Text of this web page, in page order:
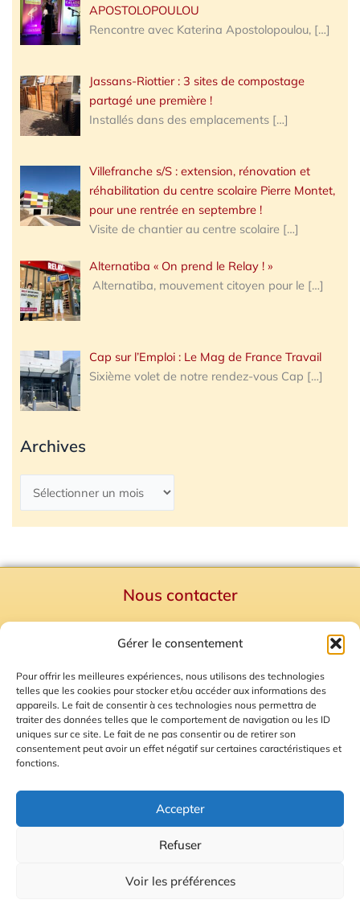
Gérer le consentement
Pour offrir les meilleures expériences, nous utilisons des technologies
telles que les cookies pour stocker et/ou accéder aux informations des
appareils. Le fait de consentir à ces technologies nous permettra de
traiter des données telles que le comportement de navigation ou les ID
uniques sur ce site. Le fait de ne pas consentir ou de retirer son
consentement peut avoir un effet négatif sur certaines caractéristiques et
fonctions.
Accepter
Refuser
Voir les préférences
APOSTOLOPOULOU
Rencontre avec Katerina Apostolopoulou, […]
Jassans-Riottier : 3 sites de compostage
partagé une première !
Installés dans des emplacements […]
Villefranche s/S : extension, rénovation et
réhabilitation du centre scolaire Pierre Montet,
pour une rentrée en septembre !
Visite de chantier au centre scolaire […]
Alternatiba « On prend le Relay ! »
Alternatiba, mouvement citoyen pour le […]
Cap sur l’Emploi : Le Mag de France Travail
Sixième volet de notre rendez-vous Cap […]
Archives
Nous contacter
Mentions Légales
Plan du site
Gestion des Cookies
© 2026 Radio Calade